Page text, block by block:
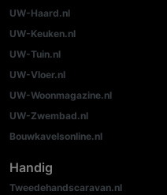
UW-Haard.nl
UW-Keuken.nl
UW-Tuin.nl
UW-Vloer.nl
UW-Woonmagazine.nl
UW-Zwembad.nl
Bouwkavelsonline.nl
Handig
Tweedehandscaravan.nl